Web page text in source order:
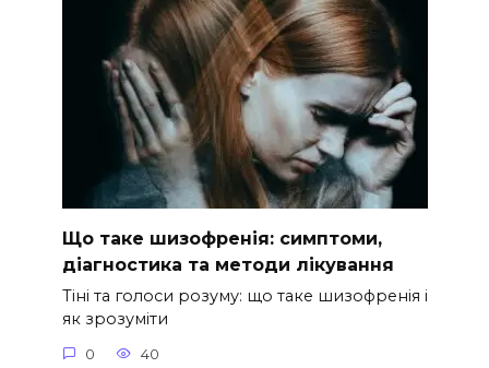
Що таке шизофренія: симптоми,
діагностика та методи лікування
Тіні та голоси розуму: що таке шизофренія і
як зрозуміти
0 40